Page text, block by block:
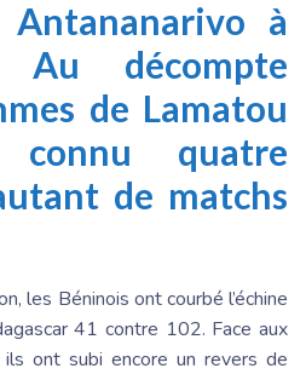
Antananarivo à
Au décompte
de Lamatou
quatre
de matchs
les Béninois ont courbé l’échine
41 contre 102. Face aux
ils ont subi encore un revers de